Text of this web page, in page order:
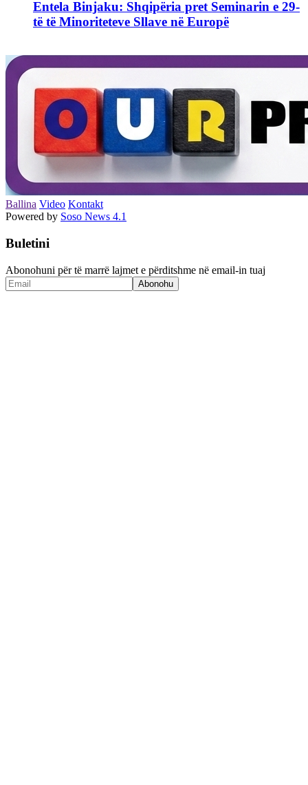
Entela Binjaku: Shqipëria pret Seminarin e 29-
të të Minoriteteve Sllave në Europë
Ballina Video Kontakt
Powered by Soso News 4.1
Buletini
Abonohuni për të marrë lajmet e përditshme në email-in tuaj
Abonohu